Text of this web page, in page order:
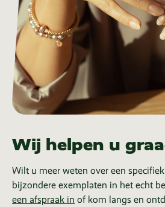
Wij helpen u
Wilt u meer weten over een
bijzondere exemplaten in het echt
een afspraak in of kom langs en